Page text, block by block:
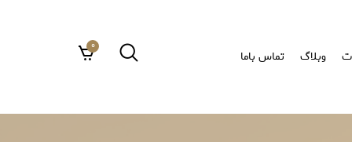
وبلاگ تماس باما
0